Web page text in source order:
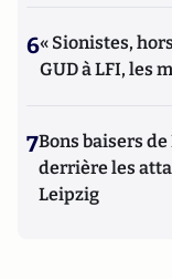
6« Sionistes,
GUD à LFI, les
7Bons baisers de
derrière les
Leipzig